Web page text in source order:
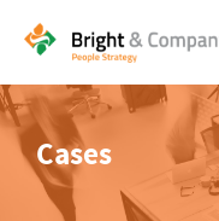
Cases